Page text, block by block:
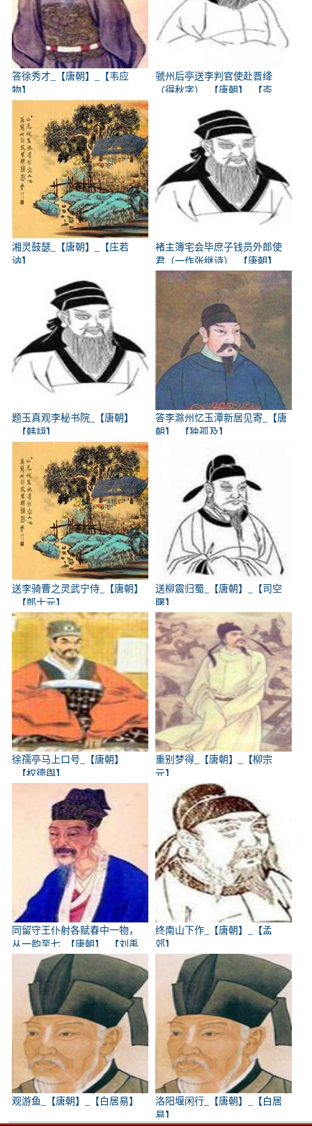
答徐秀才_【唐朝】_【韦应
物】
虢州后亭送李判官使赴晋绛
（得秋字）_【唐朝】_【岑
湘灵鼓瑟_【唐朝】_【庄若
讷】
褚主簿宅会毕庶子钱员外郎使
君（一作张继诗）_【唐朝】
_【韩翃】
题玉真观李秘书院_【唐朝】
_【韩翃】
答李滁州忆玉潭新居见寄_【唐
朝】_【独孤及】
送李骑曹之灵武宁侍_【唐朝】
_【郎士元】
送柳震归蜀_【唐朝】_【司空
曙】
徐孺亭马上口号_【唐朝】
_【权德舆】
重别梦得_【唐朝】_【柳宗
元】
同留守王仆射各赋春中一物，
从一韵至七_【唐朝】_【刘禹
终南山下作_【唐朝】_【孟
郊】
观游鱼_【唐朝】_【白居易】
洛阳堰闲行_【唐朝】_【白居
易】